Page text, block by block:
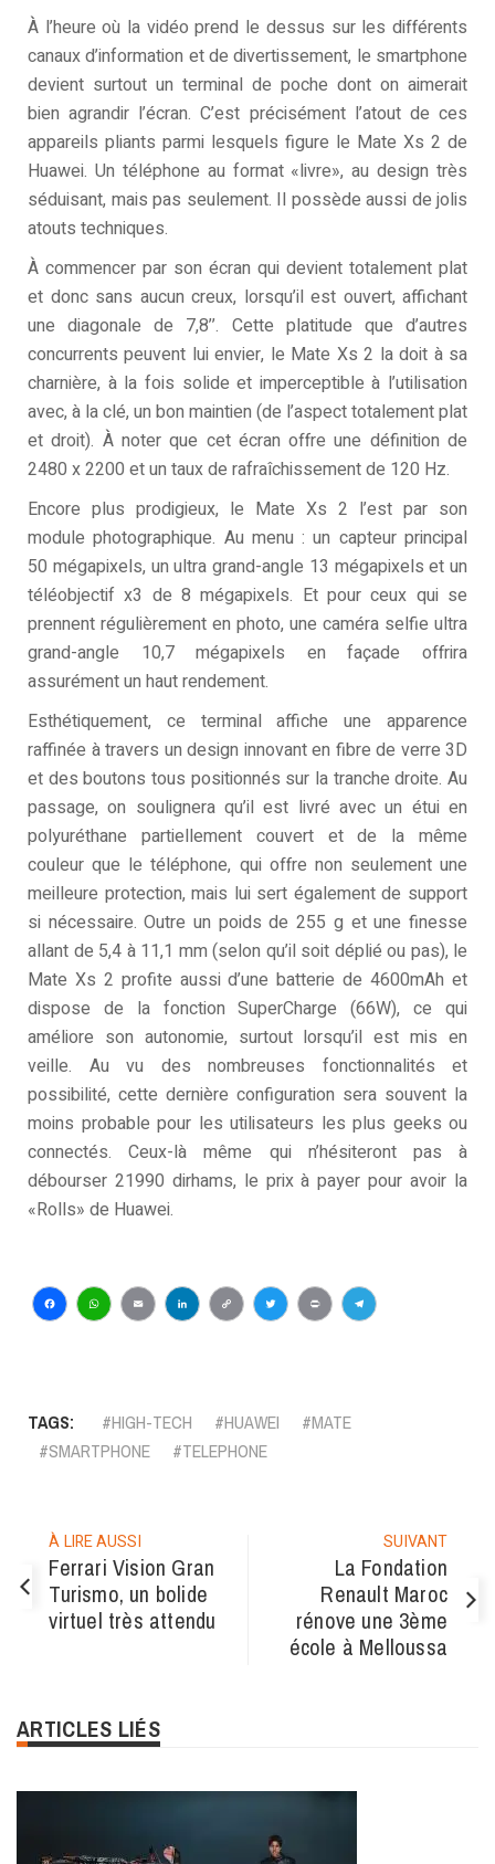
À l’heure où la vidéo prend le dessus sur les différents
canaux d’information et de divertissement, le smartphone
devient surtout un terminal de poche dont on aimerait
bien agrandir l’écran. C’est précisément l’atout de ces
appareils pliants parmi lesquels figure le Mate Xs 2 de
Huawei. Un téléphone au format «livre», au design très
séduisant, mais pas seulement. Il possède aussi de jolis
atouts techniques.
À commencer par son écran qui devient totalement plat
et donc sans aucun creux, lorsqu’il est ouvert, affichant
une diagonale de 7,8’’. Cette platitude que d’autres
concurrents peuvent lui envier, le Mate Xs 2 la doit à sa
charnière, à la fois solide et imperceptible à l’utilisation
avec, à la clé, un bon maintien (de l’aspect totalement plat
et droit). À noter que cet écran offre une définition de
2480 x 2200 et un taux de rafraîchissement de 120 Hz.
Encore plus prodigieux, le Mate Xs 2 l’est par son
module photographique. Au menu : un capteur principal
50 mégapixels, un ultra grand-angle 13 mégapixels et un
téléobjectif x3 de 8 mégapixels. Et pour ceux qui se
prennent régulièrement en photo, une caméra selfie ultra
grand-angle 10,7 mégapixels en façade offrira
assurément un haut rendement.
Esthétiquement, ce terminal affiche une apparence
raffinée à travers un design innovant en fibre de verre 3D
et des boutons tous positionnés sur la tranche droite. Au
passage, on soulignera qu’il est livré avec un étui en
polyuréthane partiellement couvert et de la même
couleur que le téléphone, qui offre non seulement une
meilleure protection, mais lui sert également de support
si nécessaire. Outre un poids de 255 g et une finesse
allant de 5,4 à 11,1 mm (selon qu’il soit déplié ou pas), le
Mate Xs 2 profite aussi d’une batterie de 4600mAh et
dispose de la fonction SuperCharge (66W), ce qui
améliore son autonomie, surtout lorsqu’il est mis en
veille. Au vu des nombreuses fonctionnalités et
possibilité, cette dernière configuration sera souvent la
moins probable pour les utilisateurs les plus geeks ou
connectés. Ceux-là même qui n’hésiteront pas à
débourser 21990 dirhams, le prix à payer pour avoir la
«Rolls» de Huawei.
Facebook
WhatsApp
EmailLinkedIn
CopyTwitter
PrintTelegram
TAGS: HIGH-TECH HUAWEI
MATE
SMARTPHONE
TELEPHONE
À LIRE AUSSI
Ferrari Vision Gran
Turismo, un bolide
virtuel très attendu
SUIVANT
La Fondation
Renault Maroc
rénove une 3ème
école à Melloussa
ARTICLES LIÉS